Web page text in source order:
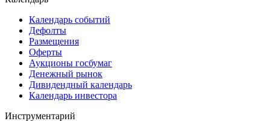
Дивидендный календарь
Календарь
Календарь событий
Дефолты
Размещения
Оферты
Аукционы госбумаг
Денежный рынок